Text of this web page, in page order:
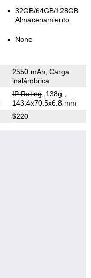
32GB/64GB/128GB
Almacenamiento
None
2550 mAh, Carga
inalámbrica
IP Rating, 138g
143.4x70.5x6.8 mm
$220